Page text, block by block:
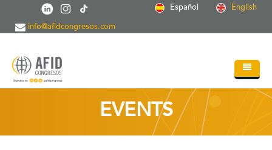
Skip to main content Español English
info@afidcongresos.com
EVENTS